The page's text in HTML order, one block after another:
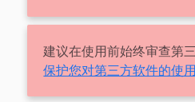
建议在使用前始终审查第
保护您对第三方软件的使用